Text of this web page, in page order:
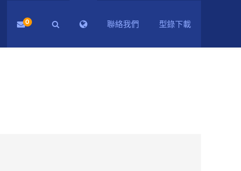
0 聯絡我們 型錄下載